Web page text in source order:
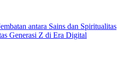
antara Sains dan Spiritualitas
Generasi Z di Era Digital